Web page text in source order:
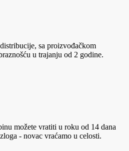
sa proizvođačkom
u trajanju od 2 godine.
možete vratiti u roku od 14 dana
- novac vraćamo u celosti.